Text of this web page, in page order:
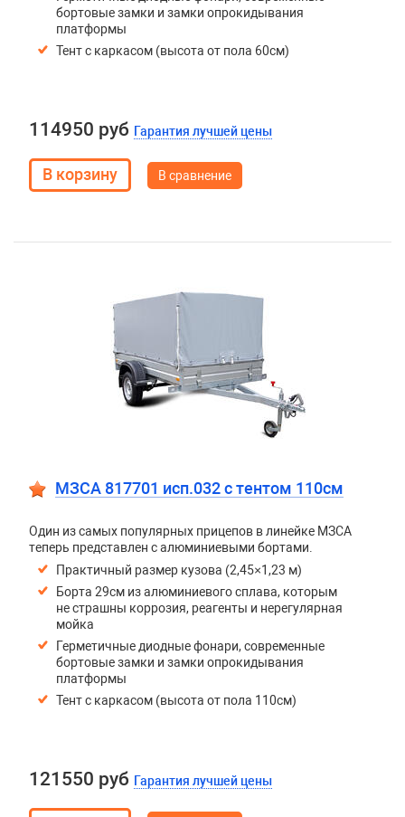
бортовые замки и замки опрокидывания
платформы
Тент с каркасом (высота от пола 60см)
114950 руб Гарантия лучшей цены
В сравнение
МЗСА 817701 исп.032 с тентом 110см
Один из самых популярных прицепов в линейке МЗСА
теперь представлен с алюминиевыми бортами.
Практичный размер кузова (2,45×1,23 м)
Борта 29см из алюминиевого сплава, которым
не страшны коррозия, реагенты и нерегулярная
мойка
Герметичные диодные фонари, современные
бортовые замки и замки опрокидывания
платформы
Тент с каркасом (высота от пола 110см)
121550 руб Гарантия лучшей цены